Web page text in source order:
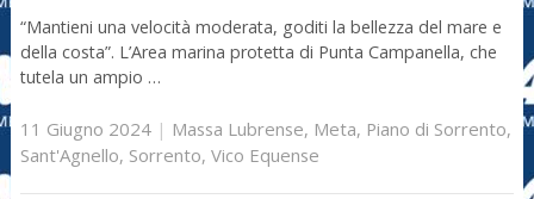
“Mantieni una velocità moderata, goditi la bellezza del mare e
della costa”. L’Area marina protetta di Punta Campanella, che
tutela un ampio …
11 Giugno 2024| Massa Lubrense, Meta, Piano di Sorrento,
Sant'Agnello, Sorrento, Vico Equense